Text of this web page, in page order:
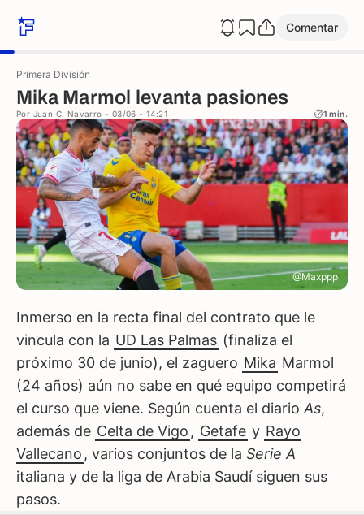
Comentar
Primera División
Mika Marmol levanta pasiones
Por Juan C. Navarro - 03/06 - 14:21 1 min.
@Maxppp
Inmerso en la recta final del contrato que le
vincula con la UD Las Palmas (finaliza el
próximo 30 de junio), el zaguero Mika Marmol
(24 años) aún no sabe en qué equipo competirá
el curso que viene. Según cuenta el diario As,
además de Celta de Vigo , Getafe y Rayo
Vallecano , varios conjuntos de la Serie A
italiana y de la liga de Arabia Saudí siguen sus
pasos.